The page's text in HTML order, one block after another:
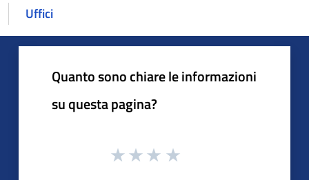
Uffici
Quanto sono chiare le informazioni
su questa pagina?